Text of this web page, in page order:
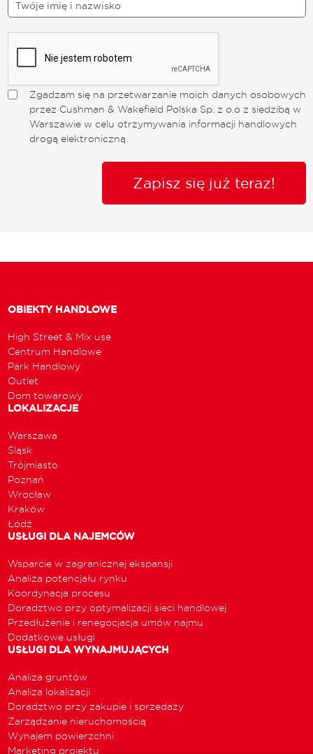
Zgadzam się na przetwarzanie moich danych osobowych
przez Cushman & Wakefield Polska Sp. z o.o z siedzibą w
Warszawie w celu otrzymywania informacji handlowych
drogą elektroniczną.
Zapisz się już teraz!
OBIEKTY HANDLOWE
High Street & Mix use
Centrum Handlowe
Park Handlowy
Outlet
Dom towarowy
LOKALIZACJE
Warszawa
Śląsk
Trójmiasto
Poznań
Wrocław
Kraków
Łódź
USŁUGI DLA NAJEMCÓW
Wsparcie w zagranicznej ekspansji
Analiza potencjału rynku
Koordynacja procesu
Doradztwo przy optymalizacji sieci handlowej
Przedłużenie i renegocjacja umów najmu
Dodatkowe usługi
USŁUGI DLA WYNAJMUJĄCYCH
Analiza gruntów
Analiza lokalizacji
Doradztwo przy zakupie i sprzedaży
Zarządzanie nieruchomością
Wynajem powierzchni
Marketing projektu